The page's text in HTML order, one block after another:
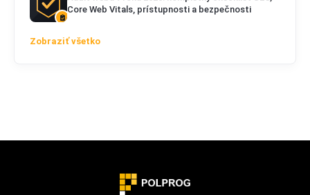
Core Web Vitals, prístupnosti a bezpečnosti
Zobraziť všetko